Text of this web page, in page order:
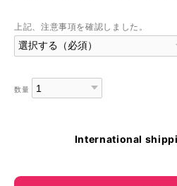
上記、注意事項を確認しました。
数量
International